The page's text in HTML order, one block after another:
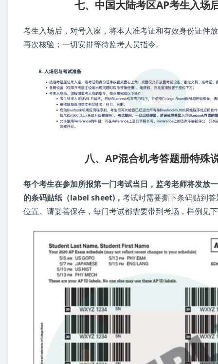
七、中国大陆考区AP考生入场
考生入场后，对号入座，将本人准考证和有效身份证件
再次核验；一切安排等待监考人员指令。
八、AP混合机考答题册特殊
每个考生在参加所报第一门考试当日，监考老师将发放
的条码贴纸（label sheet)， 考试时需要撕下条码贴到
位置。请妥善保存，每门考试都需要带到考场，样例见